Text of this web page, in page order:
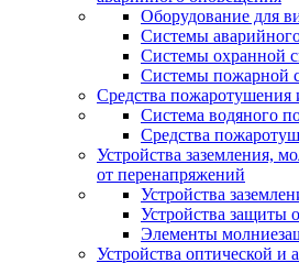
Оборудование для
Системы
Системы охранной
Системы пожарной
Средства
Система водяного
Средства
Устройства заземления,
от перенапряжений
Устройства
Устройства защиты
Элементы
Устройства оптической и